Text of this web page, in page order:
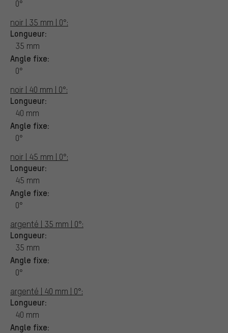
0°
noir | 35 mm | 0°:
Longueur:
35 mm
Angle fixe:
0°
noir | 40 mm | 0°:
Longueur:
40 mm
Angle fixe:
0°
noir | 45 mm | 0°:
Longueur:
45 mm
Angle fixe:
0°
argenté | 35 mm | 0°:
Longueur:
35 mm
Angle fixe:
0°
argenté | 40 mm | 0°:
Longueur:
40 mm
Angle fixe: